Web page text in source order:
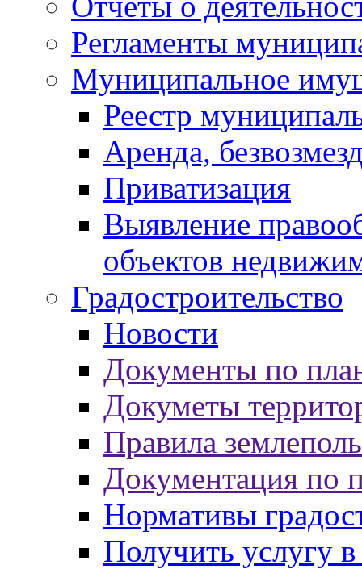
Регламенты
Муниципальное
Реестр
Аренда,
Приватизация
Выявление
объектов
Градостроительство
Новости
Документы по
Докуметы
Правила
Документация по
Нормативы
Получить услугу в